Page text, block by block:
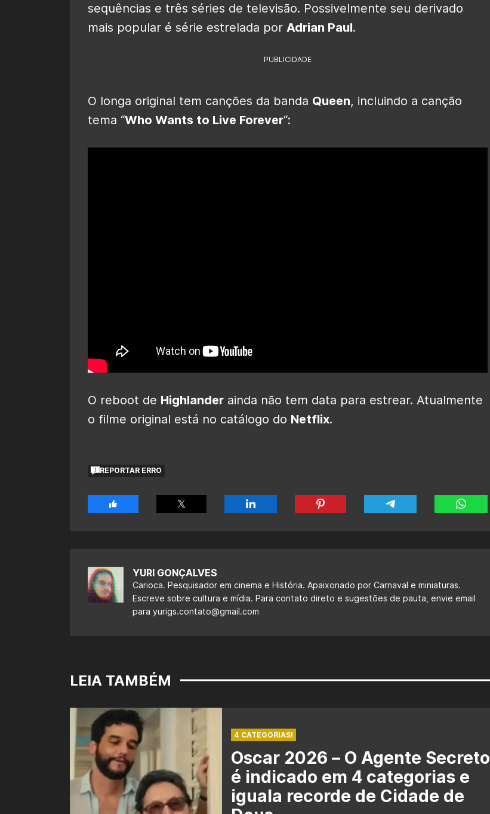
sequências e três séries de televisão. Possivelmente seu derivado
mais popular é série estrelada por Adrian Paul.
PUBLICIDADE
O longa original tem canções da banda Queen, incluindo a canção
tema “Who Wants to Live Forever“:
O reboot de Highlander ainda não tem data para estrear. Atualmente
o filme original está no catálogo do Netflix.
REPORTAR ERRO
YURI GONÇALVES
Carioca. Pesquisador em cinema e História. Apaixonado por Carnaval e miniaturas.
Escreve sobre cultura e mídia. Para contato direto e sugestões de pauta, envie email
para yurigs.contato@gmail.com
LEIA TAMBÉM
4 CATEGORIAS!
Oscar 2026 – O Agente Secreto
é indicado em 4 categorias e
iguala recorde de Cidade de